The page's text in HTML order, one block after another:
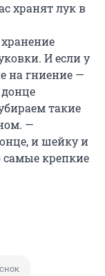
хранят лук в
И если у
на гниение —
такие
—
и шейку и
самые крепкие